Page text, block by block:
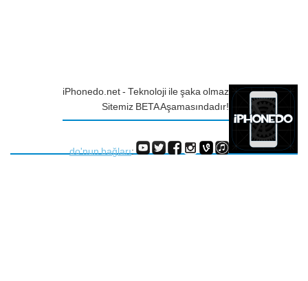
iPhonedo.net - Teknoloji ile şaka olmaz
Sitemiz BETA Aşamasındadır!
do'nun bağları: